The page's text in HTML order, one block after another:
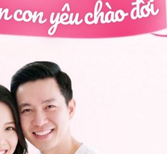
tình trạng ra máu kéo
gian ngắn, giảm thời gian
buồng tử cung hoặc có
viện thuộc
đã tin tưởng và gửi câu